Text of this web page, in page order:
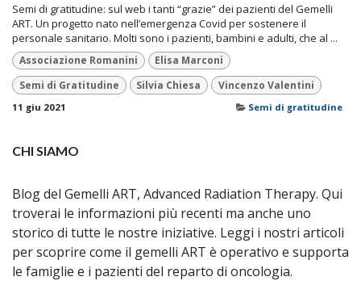
Semi di gratitudine: sul web i tanti “grazie” dei pazienti del Gemelli
ART. Un progetto nato nell’emergenza Covid per sostenere il
personale sanitario. Molti sono i pazienti, bambini e adulti, che al ...
Associazione Romanini
Elisa Marconi
Semi di Gratitudine
Silvia Chiesa Vincenzo Valentini
11 giu 2021 Semi di gratitudine
CHI SIAMO
Blog del Gemelli ART, Advanced Radiation Therapy. Qui
troverai le informazioni più recenti ma anche uno
storico di tutte le nostre iniziative. Leggi i nostri articoli
per scoprire come il gemelli ART è operativo e supporta
le famiglie e i pazienti del reparto di oncologia.